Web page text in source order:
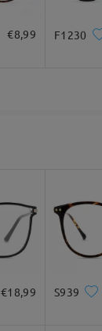
Leggi tutte le
€8,99 F1230
€18,99 S939